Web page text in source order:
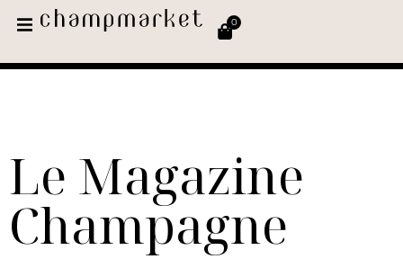
0
Le Magazine
Champagne